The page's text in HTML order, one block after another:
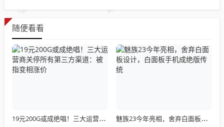
随便看看
19元200G或成绝唱！三大运营商关停所有第三方渠道：被指变相涨价 魅族23今年亮相，舍弃白面板设计，白面板手机成绝版传统